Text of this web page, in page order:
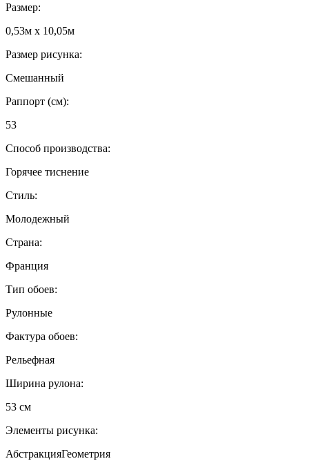
Размер:
0,53м x 10,05м
Размер рисунка:
Смешанный
Раппорт (см):
53
Способ производства:
Горячее тиснение
Стиль:
Молодежный
Страна:
Франция
Тип обоев:
Рулонные
Фактура обоев:
Рельефная
Ширина рулона:
53 см
Элементы рисунка:
АбстракцияГеометрия